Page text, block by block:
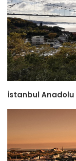
İstanbul Anadolu